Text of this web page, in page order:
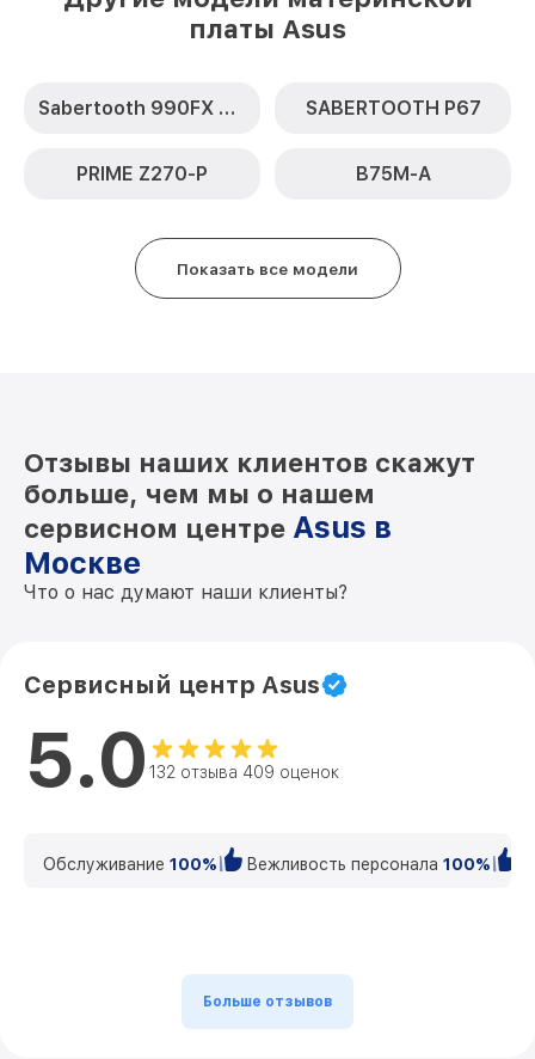
платы Asus
Sabertooth 990FX R2.0 SABERTOOTH P67
PRIME Z270-P B75M-A
Показать все модели
Отзывы наших клиентов скажут
больше, чем мы о нашем
сервисном центре Asus в
Москве
Что о нас думают наши клиенты?
Сервисный центр Asus
5.0 132 отзыва 409 оценок
Обслуживание 100% Вежливость персонала 100%
Больше отзывов